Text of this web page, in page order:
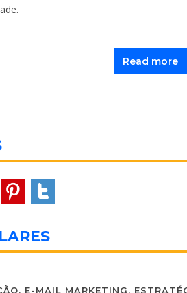
Read more
, E-MAIL MARKETING,